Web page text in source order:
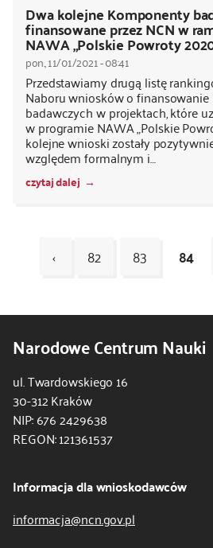
Dwa kolejne Komponenty
finansowane przez NCN w
NAWA „Polskie Powroty
pon., 11/01/2021 - 08:41
Przedstawiamy drugą listę
Naboru wniosków o
badawczych w projektach, które
w programie NAWA „Polskie
kolejne wnioski zostały
względem formalnym i…
czytaj dalej
‹ 82 83 84
iNarodowe Centrum Nauki
ul. Twardowskiego 16
30-312 Kraków
NIP: 676 2429638
REGON: 121361537
Informacja dla wnioskodawców
informacja@ncn.gov.pl